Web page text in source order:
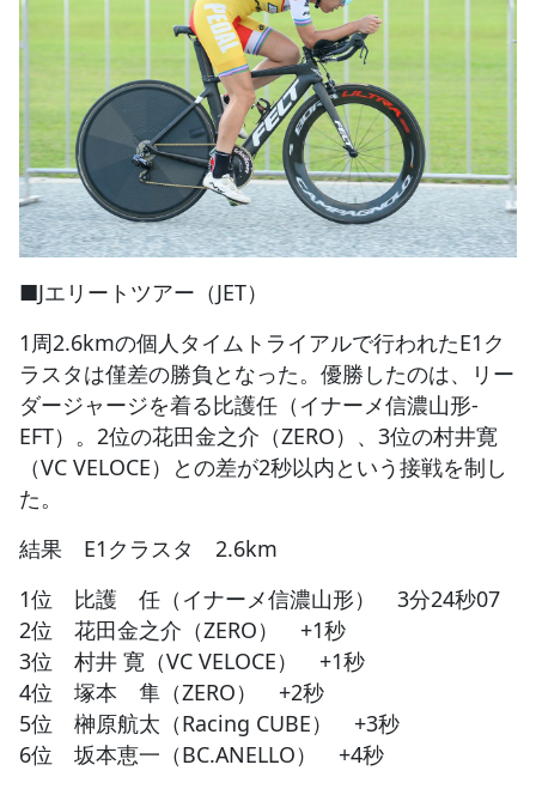
■Jエリートツアー（JET）
1周2.6kmの個人タイムトライアルで行われたE1ク
ラスタは僅差の勝負となった。優勝したのは、リー
ダージャージを着る比護任（イナーメ信濃山形-
EFT）。2位の花田金之介（ZERO）、3位の村井寛
（VC VELOCE）との差が2秒以内という接戦を制し
た。
結果 E1クラスタ 2.6km
1位 比護 任（イナーメ信濃山形） 3分24秒07
2位 花田金之介（ZERO） +1秒
3位 村井 寛（VC VELOCE） +1秒
4位 塚本 隼（ZERO） +2秒
5位 榊原航太（Racing CUBE） +3秒
6位 坂本恵一（BC.ANELLO） +4秒